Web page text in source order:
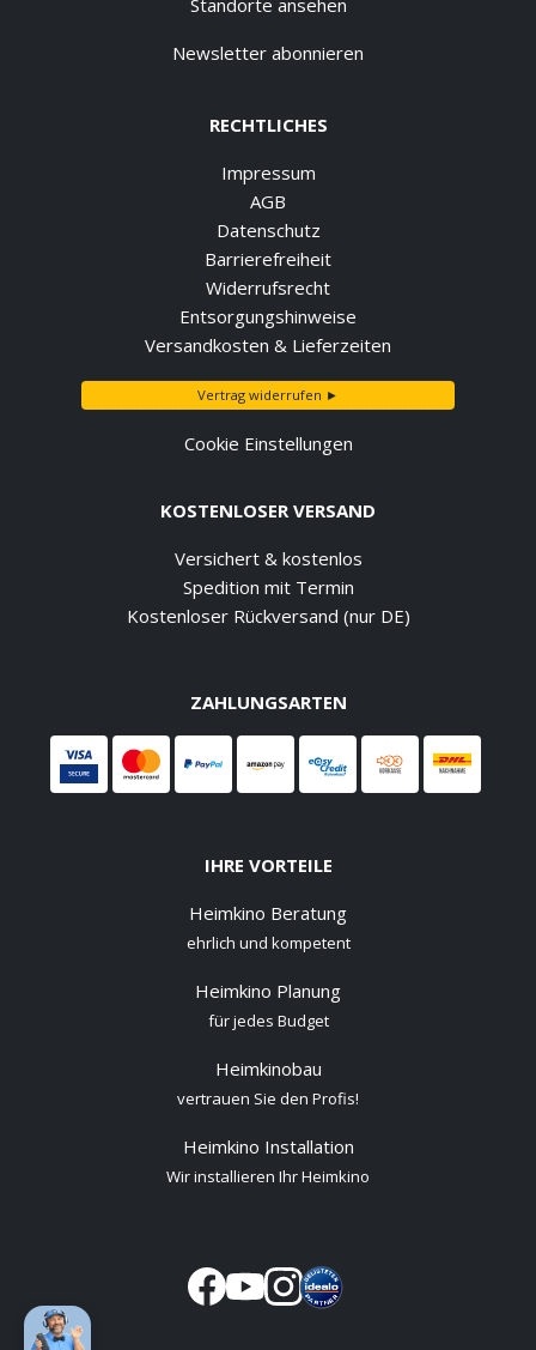
Standorte ansehen
Newsletter abonnieren
RECHTLICHES
Impressum
AGB
Datenschutz
Barrierefreiheit
Widerrufsrecht
Entsorgungshinweise
Versandkosten & Lieferzeiten
Vertrag widerrufen ►
Cookie Einstellungen
KOSTENLOSER VERSAND
Versichert & kostenlos
Spedition mit Termin
Kostenloser Rückversand (nur DE)
ZAHLUNGSARTEN
IHRE VORTEILE
Heimkino Beratung
ehrlich und kompetent
Heimkino Planung
für jedes Budget
Heimkinobau
vertrauen Sie den Profis!
Heimkino Installation
Wir installieren Ihr Heimkino